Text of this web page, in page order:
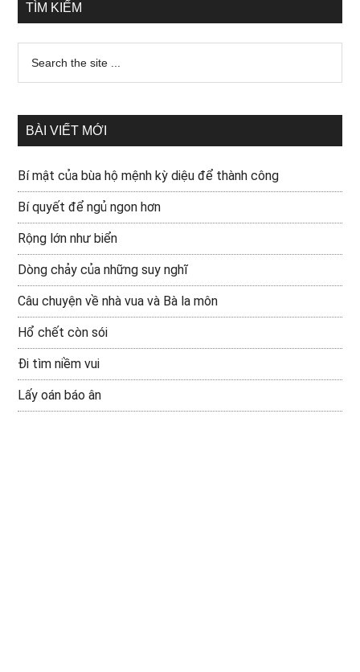
TÌM KIẾM
BÀI VIẾT MỚI
Bí mật của bùa hộ mệnh kỳ diệu để thành công
Bí quyết để ngủ ngon hơn
Rộng lớn như biển
Dòng chảy của những suy nghĩ
Câu chuyện về nhà vua và Bà la môn
Hổ chết còn sói
Đi tìm niềm vui
Lấy oán báo ân